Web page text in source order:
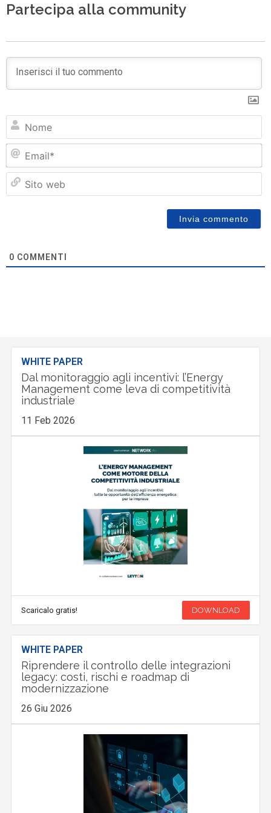
Partecipa alla community
0 COMMENTI
WHITE PAPER
Dal monitoraggio agli incentivi: l’Energy
Management come leva di competitività
industriale
11 Feb 2026
Scaricalo gratis! DOWNLOAD
WHITE PAPER
Riprendere il controllo delle integrazioni
legacy: costi, rischi e roadmap di
modernizzazione
26 Giu 2026